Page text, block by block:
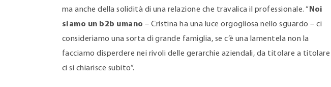
ma anche della solidità di una relazione che travalica il professionale. “Noi
siamo un b2b umano – Cristina ha una luce orgogliosa nello sguardo – ci
consideriamo una sorta di grande famiglia, se c’è una lamentela non la
facciamo disperdere nei rivoli delle gerarchie aziendali, da titolare a titolare
ci si chiarisce subito”.